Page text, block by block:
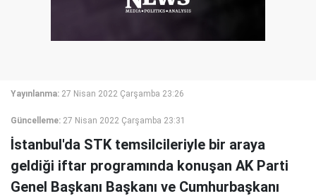
Yayınlanma: 27 Nisan 2022 Çarşamba 23:26
Güncelleme: 27 Nisan 2022 Çarşamba 23:31
İstanbul'da STK temsilcileriyle bir araya
geldiği iftar programında konuşan AK Parti
Genel Başkanı Başkanı ve Cumhurbaşkanı